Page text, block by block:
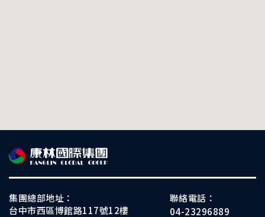
集團總部地址：
台中市西區博館路117號12樓
聯絡電話：
04-23296889